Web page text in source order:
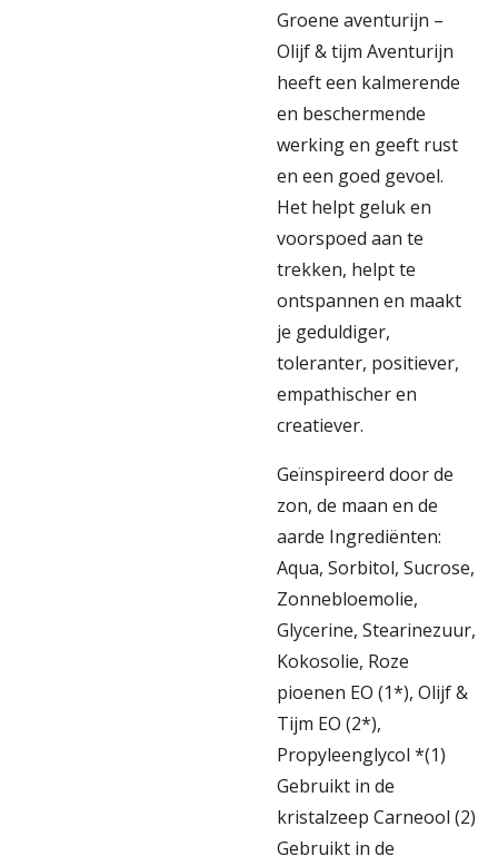
Groene aventurijn –
Olijf & tijm Aventurijn
heeft een kalmerende
en beschermende
werking en geeft rust
en een goed gevoel.
Het helpt geluk en
voorspoed aan te
trekken, helpt te
ontspannen en maakt
je geduldiger,
toleranter, positiever,
empathischer en
creatiever.
Geïnspireerd door de
zon, de maan en de
aarde Ingrediënten:
Aqua, Sorbitol, Sucrose,
Zonnebloemolie,
Glycerine, Stearinezuur,
Kokosolie, Roze
pioenen EO (1*), Olijf &
Tijm EO (2*),
Propyleenglycol *(1)
Gebruikt in de
kristalzeep Carneool (2)
Gebruikt in de